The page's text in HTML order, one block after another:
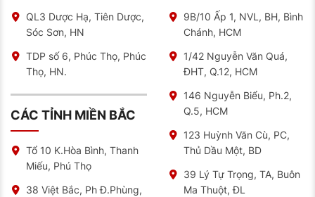
QL3 Dược Hạ, Tiên Dược,
Sóc Sơn, HN
TDP số 6, Phúc Thọ, Phúc
Thọ, HN.
CÁC TỈNH MIỀN BẮC
Tổ 10 K.Hòa Bình, Thanh
Miếu, Phú Thọ
38 Việt Bắc, Ph Đ.Phùng,
9B/10 Ấp 1, NVL, BH, Bình
Chánh, HCM
1/42 Nguyễn Văn Quá,
ĐHT, Q.12, HCM
146 Nguyễn Biểu, Ph.2,
Q.5, HCM
123 Huỳnh Văn Cù, PC,
Thủ Dầu Một, BD
39 Lý Tự Trọng, TA, Buôn
Ma Thuột, ĐL